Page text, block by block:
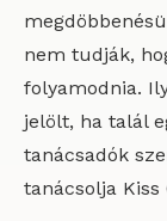
nem tudják,
folyamodnia.
jelölt, ha talál
tanácsadók
tanácsolja Kiss